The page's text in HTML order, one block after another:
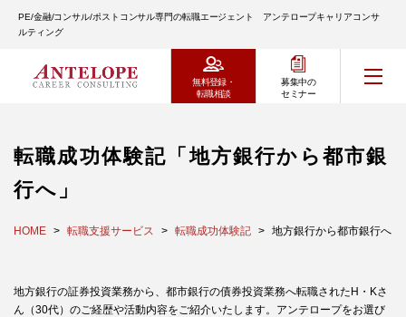
PE/金融/コンサル/ポストコンサル専門の転職エージェント アンテロープキャリアコンサ
ルティング
無料登録・
転職相談
募集中の
セミナー
転職成功体験記「地方銀行から都市銀
行へ」
HOME 転職支援サービス 転職成功体験記 地方銀行から都市銀行へ
地方銀行の証券投資業務から、都市銀行の債券投資業務へ転職されたH・Kさ
ん（30代）のご経歴や活動内容をご紹介いたします。アンテロープをお選び